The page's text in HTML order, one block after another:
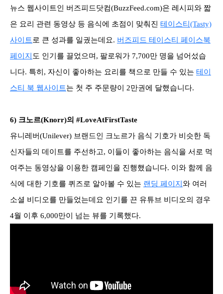
뉴스 웹사이트인 버즈피드닷컴(BuzzFeed.com)은 레시피와 짧
은 요리 관련 동영상 등 음식에 초점이 맞춰진 테이스티(Tasty)
사이트 로 큰 성과를 일궜는데요. 버즈피드 테이스티 페이스북
페이지 도 인기를 끌었으며, 팔로워가 7,700만 명을 넘어섰습
니다. 특히, 자신이 좋아하는 요리를 책으로 만들 수 있는 테이
스티 북 웹사이트는 첫 주 주문량이 2만권에 달했습니다.
6) 크노르(Knorr)의 #LoveAtFirstTaste
유니레버(Unilever) 브랜드인 크노르가 음식 기호가 비슷한 독
신자들의 데이트를 주선하고, 이들이 좋아하는 음식을 서로 먹
여주는 동영상을 이용한 캠페인을 진행했습니다. 이와 함께 음
식에 대한 기호를 퀴즈로 알아볼 수 있는 랜딩 페이지와 여러
소셜 비디오를 만들었는데요 인기를 끈 유튜브 비디오의 경우
4월 이후 6,000만이 넘는 뷰를 기록했다.